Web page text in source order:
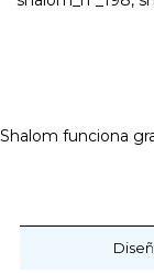
Shalom funciona